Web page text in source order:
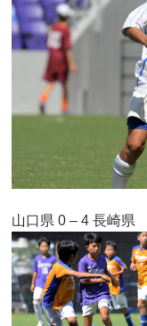
山口県 0 – 4 長崎県